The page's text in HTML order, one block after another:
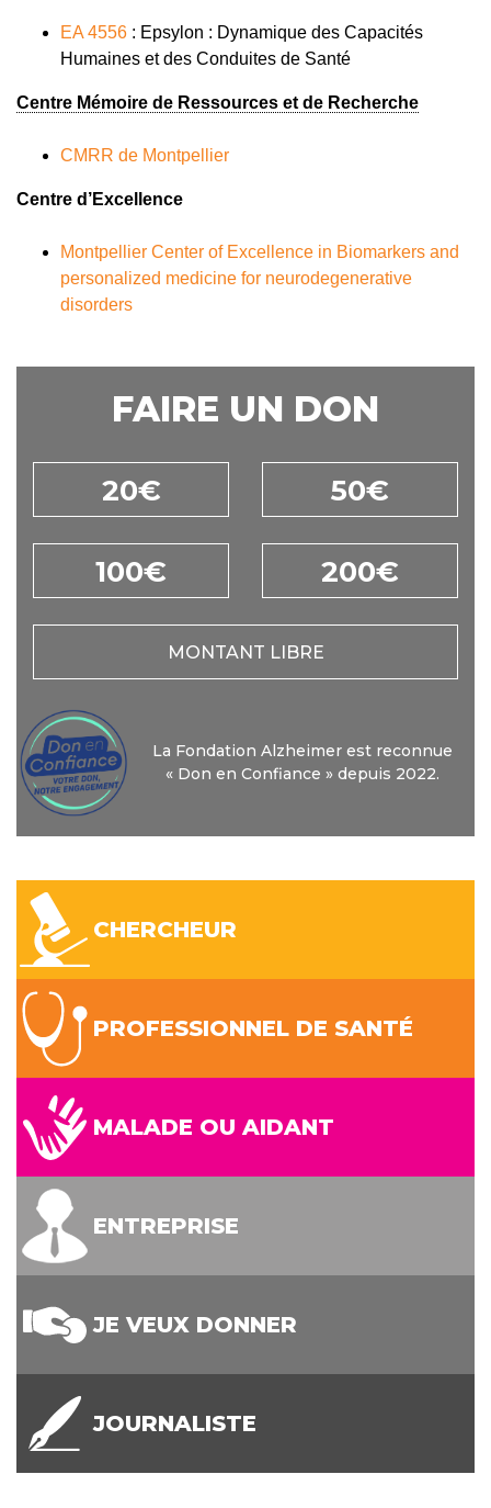
EA 4556 : Epsylon : Dynamique des Capacités
Humaines et des Conduites de Santé
Centre Mémoire de Ressources et de Recherche
CMRR de Montpellier
Centre d’Excellence
Montpellier Center of Excellence in Biomarkers and
personalized medicine for neurodegenerative
disorders
FAIRE UN DON
20€ 50€
100€ 200€
MONTANT LIBRE
La Fondation Alzheimer est reconnue
« Don en Confiance » depuis 2022.
CHERCHEUR
PROFESSIONNEL DE SANTÉ
MALADE OU AIDANT
ENTREPRISE
JE VEUX DONNER
JOURNALISTE